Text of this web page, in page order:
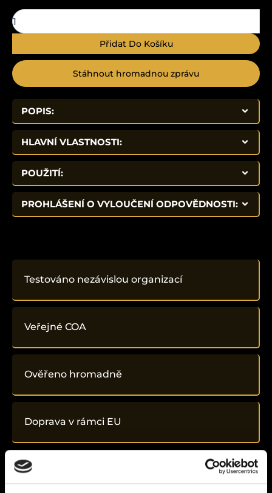
10
mg
Přidat Do Košíku
Stáhnout hromadnou zprávu
POPIS:
HLAVNÍ VLASTNOSTI:
POUŽITÍ:
PROHLÁŠENÍ O VYLOUČENÍ ODPOVĚDNOSTI:
Testováno nezávislou organizací
Veřejné COA
Ověřeno hromadně
Doprava v rámci EU